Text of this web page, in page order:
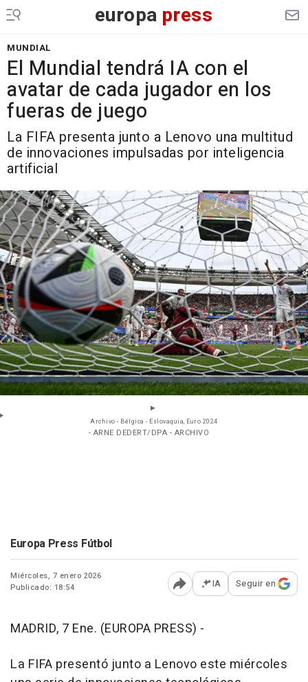
europa press
MUNDIAL
El Mundial tendrá IA con el
avatar de cada jugador en los
fueras de juego
La FIFA presenta junto a Lenovo una multitud
de innovaciones impulsadas por inteligencia
artificial
Archivo - Bélgica - Eslovaquia, Euro 2024
- ARNE DEDERT/DPA - ARCHIVO
Europa Press Fútbol
Miércoles, 7 enero 2026
Publicado: 18:54
Abrir opciones para
IA Seguir en
MADRID, 7 Ene. (EUROPA PRESS) -
La FIFA presentó junto a Lenovo este miércoles